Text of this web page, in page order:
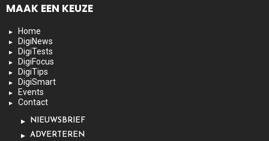
MAAK EEN KEUZE
Home
DigiNews
DigiTests
DigiFocus
DigiTips
DigiSmart
Events
Contact
NIEUWSBRIEF
ADVERTEREN